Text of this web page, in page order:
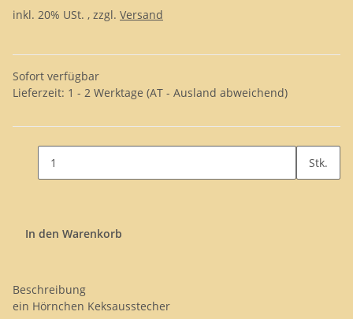
inkl. 20% USt. , zzgl. Versand
Sofort verfügbar
Lieferzeit: 1 - 2 Werktage (AT - Ausland abweichend)
Stk.
In den Warenkorb
Beschreibung
ein Hörnchen Keksausstecher